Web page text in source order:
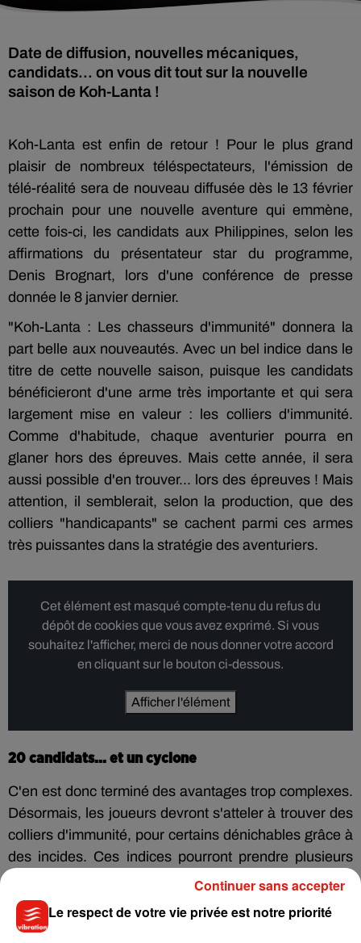
Date de diffusion, nouvelles mécaniques,
candidats... on vous dit tout sur la nouvelle
saison de Koh-Lanta !
Koh-Lanta est enfin de retour ! Pour le plus grand
plaisir de nombreux téléspectateurs, l'émission de
télé-réalité sera de nouveau diffusée dès le 13 février
prochain pour une nouvelle aventure qui emmène,
cette fois-ci, les candidats aux Philippines, selon les
affirmations du présentateur star du programme,
Denis Brognart, lors d'une conférence de presse
donnée le 8 janvier dernier.
"Koh-Lanta : Les chasseurs d'immunité" donnera la
part belle aux nouveautés. Avec un bel indice dans le
titre de cette nouvelle saison, puisque les candidats
bénéficieront d'une arme très importante et qui sera
largement mise en valeur : les colliers d'immunité.
Comme d'habitude, chaque aventurier pourra en
glaner hors des épreuves. Mais cette année, il sera
aussi possible d'en trouver... lors des épreuves ! Mais
attention, il semblerait, selon la production, que des
colliers "handicapants" se cachent parmi ces armes
très puissantes dans la stratégie des aventuriers.
Cet élément est masqué compte-tenu du refus du
dépôt de cookies que vous avez exprimé. Si vous
souhaitez l'afficher, merci de nous donner votre accord
en cliquant sur le bouton ci-dessous.
Afficher l'élément
20 candidats... et un cyclone
C'en est donc terminé des avantages trop complexes.
Désormais, les joueurs devront s'atteler à trouver des
colliers d'immunité, pour certains dénichables grâce à
des incides. Ces indices pourront prendre plusieurs
formes, dont des mots ou des phrases rédigées sur
des morceaux de papier qu'il faudra placer au-dessus
d'une source de chaleur pour en dévoiler le contenu.
Le respect de votre vie privée est notre priorité
Continuer sans accepter